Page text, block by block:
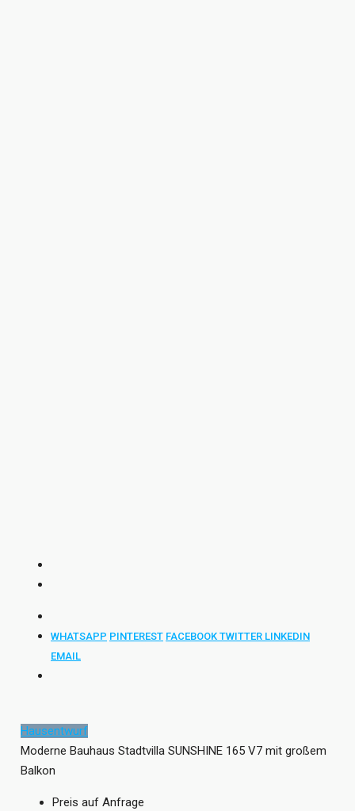
WHATSAPP PINTEREST FACEBOOK TWITTER LINKEDIN
EMAIL
Hausentwurf
Moderne Bauhaus Stadtvilla SUNSHINE 165 V7 mit großem
Balkon
Preis auf Anfrage